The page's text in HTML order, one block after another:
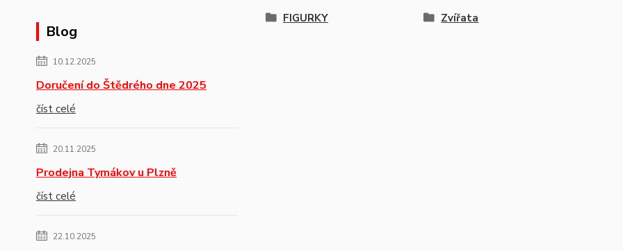
Blog
10.12.2025
Doručení do Štědrého dne 2025
číst celé
20.11.2025
Prodejna Tymákov u Plzně
číst celé
22.10.2025
FIGURKY Zvířata